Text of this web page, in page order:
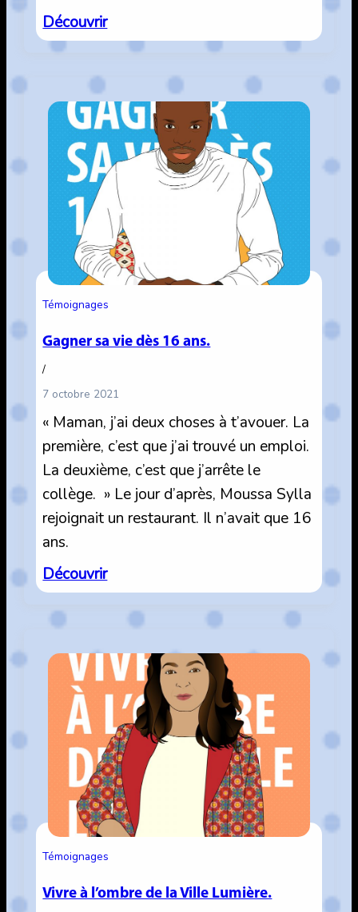
Découvrir:
Délaisser
Témoignages
Gagner sa vie dès 16 ans.
/
7 octobre 2021
« Maman, j’ai deux choses à t’avouer. La
première, c’est que j’ai trouvé un emploi.
La deuxième, c’est que j’arrête le
collège. » Le jour d’après, Moussa Sylla
rejoignait un restaurant. Il n’avait que 16
ans.
Découvrir:
Gagner
dès
16
ans.
Témoignages
Vivre à l’ombre de la Ville Lumière.